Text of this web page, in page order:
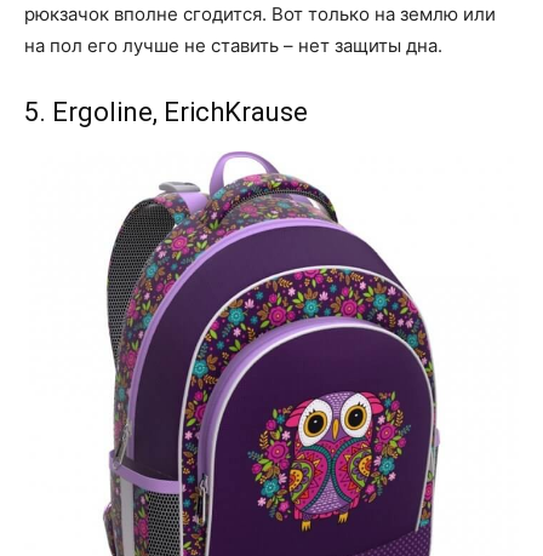
рюкзачок вполне сгодится. Вот только на землю или
на пол его лучше не ставить – нет защиты дна.
5. Ergoline, ErichKrause